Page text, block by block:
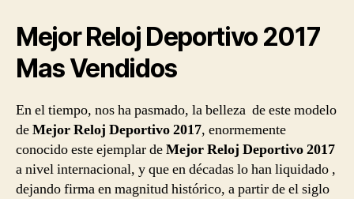
Mejor Reloj Deportivo 2017
Mas Vendidos
En el tiempo, nos ha pasmado, la belleza de este modelo
deMejor Reloj Deportivo 2017, enormemente
conocido este ejemplar deMejor Reloj Deportivo 2017
a nivel internacional, y que en décadas lo han liquidado ,
dejando firma en magnitud histórico, a partir de el siglo